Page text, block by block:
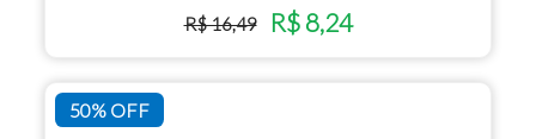
R$ 16,49 R$ 8,24
50% OFF